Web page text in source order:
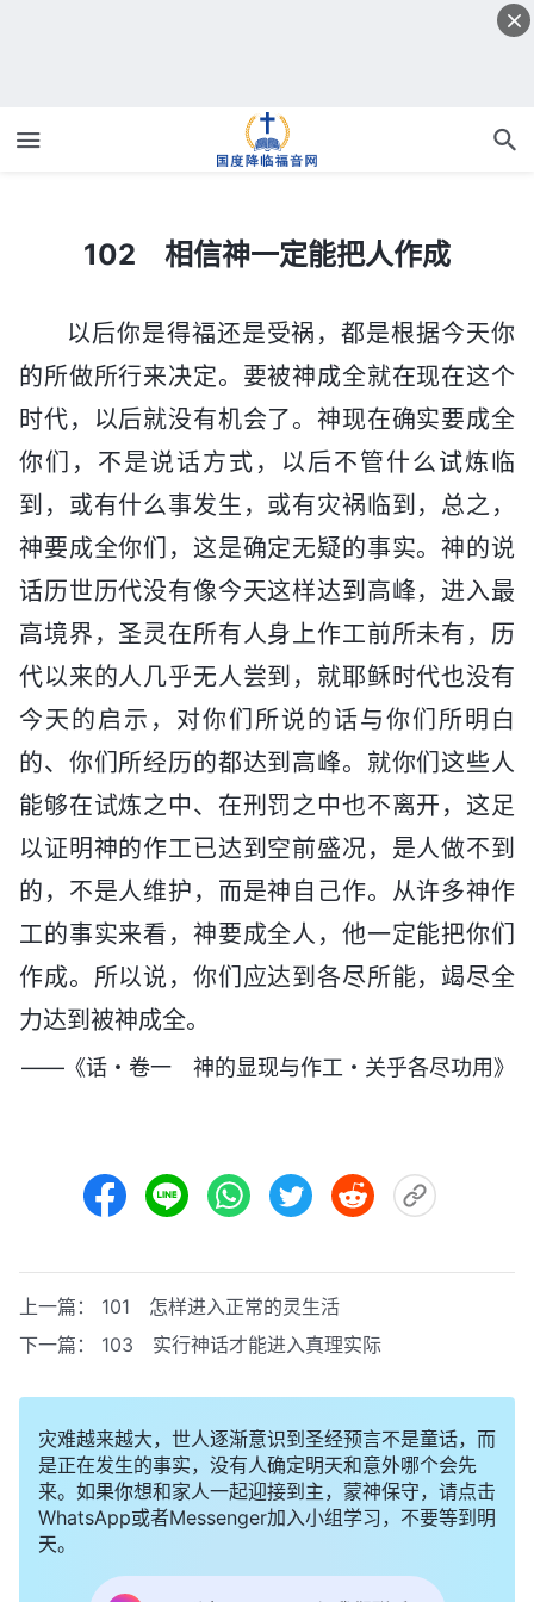
102 相信神一定能把人作成
以后你是得福还是受祸，都是根据今天你
的所做所行来决定。要被神成全就在现在这个
时代，以后就没有机会了。神现在确实要成全
你们，不是说话方式，以后不管什么试炼临
到，或有什么事发生，或有灾祸临到，总之，
神要成全你们，这是确定无疑的事实。神的说
话历世历代没有像今天这样达到高峰，进入最
高境界，圣灵在所有人身上作工前所未有，历
代以来的人几乎无人尝到，就耶稣时代也没有
今天的启示，对你们所说的话与你们所明白
的、你们所经历的都达到高峰。就你们这些人
能够在试炼之中、在刑罚之中也不离开，这足
以证明神的作工已达到空前盛况，是人做不到
的，不是人维护，而是神自己作。从许多神作
工的事实来看，神要成全人，他一定能把你们
作成。所以说，你们应达到各尽所能，竭尽全
力达到被神成全。
——《话・卷一 神的显现与作工・关乎各尽功用》
上一篇： 101 怎样进入正常的灵生活
下一篇： 103 实行神话才能进入真理实际
灾难越来越大，世人逐渐意识到圣经预言不是童话，而
是正在发生的事实，没有人确定明天和意外哪个会先
来。如果你想和家人一起迎接到主，蒙神保守，请点击
WhatsApp或者Messenger加入小组学习，不要等到明
天。